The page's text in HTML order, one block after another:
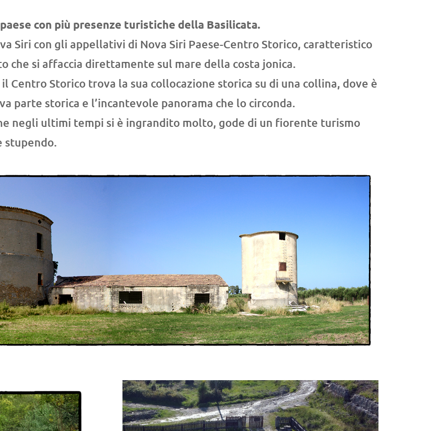
con più presenze turistiche della Basilicata.
Siri con gli appellativi di Nova Siri Paese-Centro Storico, caratteristico
che si affaccia direttamente sul mare della costa jonica.
Centro Storico trova la sua collocazione storica su di una collina, dove è
parte storica e l’incantevole panorama che lo circonda.
negli ultimi tempi si è ingrandito molto, gode di un fiorente turismo
stupendo.